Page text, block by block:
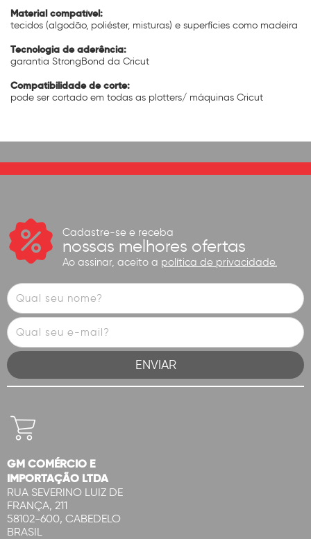
Material compatível:
tecidos (algodão, poliéster, misturas) e superfícies como madeira
Tecnologia de aderência:
garantia StrongBond da Cricut
Compatibilidade de corte:
pode ser cortado em todas as plotters/ máquinas Cricut
Cadastre-se e receba
nossas melhores ofertas
Ao assinar, aceito a política de privacidade.
GM COMÉRCIO E
IMPORTAÇÃO LTDA
RUA SEVERINO LUIZ DE
FRANÇA, 211
58102-600, CABEDELO
BRASIL